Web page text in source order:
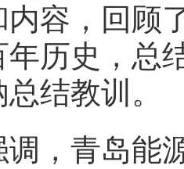
内容，回顾
年历史，总
结教训。
青岛能源